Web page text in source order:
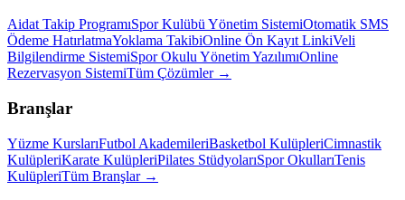
Aidat Takip ProgramıSpor Kulübü Yönetim SistemiOtomatik SMS
Ödeme HatırlatmaYoklama TakibiOnline Ön Kayıt LinkiVeli
Bilgilendirme SistemiSpor Okulu Yönetim YazılımıOnline
Rezervasyon SistemiTüm Çözümler →
Branşlar
Yüzme KurslarıFutbol AkademileriBasketbol KulüpleriCimnastik
KulüpleriKarate KulüpleriPilates StüdyolarıSpor OkullarıTenis
KulüpleriTüm Branşlar →